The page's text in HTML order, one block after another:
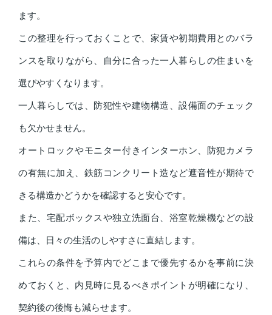
ます。
この整理を行っておくことで、家賃や初期費用とのバラ
ンスを取りながら、自分に合った一人暮らしの住まいを
選びやすくなります。
一人暮らしでは、防犯性や建物構造、設備面のチェック
も欠かせません。
オートロックやモニター付きインターホン、防犯カメラ
の有無に加え、鉄筋コンクリート造など遮音性が期待で
きる構造かどうかを確認すると安心です。
また、宅配ボックスや独立洗面台、浴室乾燥機などの設
備は、日々の生活のしやすさに直結します。
これらの条件を予算内でどこまで優先するかを事前に決
めておくと、内見時に見るべきポイントが明確になり、
契約後の後悔も減らせます。